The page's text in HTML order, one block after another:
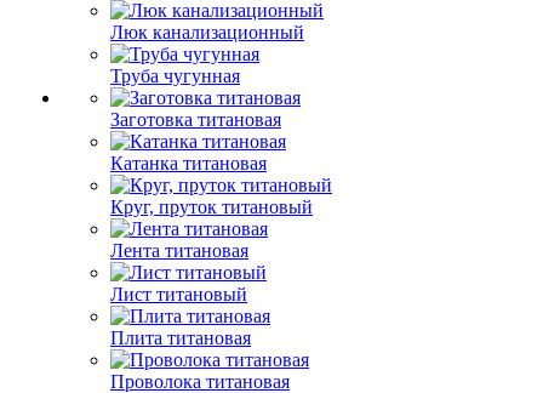
Люк канализационный
Труба чугунная
Заготовка титановая
Катанка титановая
Круг, пруток титановый
Лента титановая
Лист титановый
Плита титановая
Проволока титановая